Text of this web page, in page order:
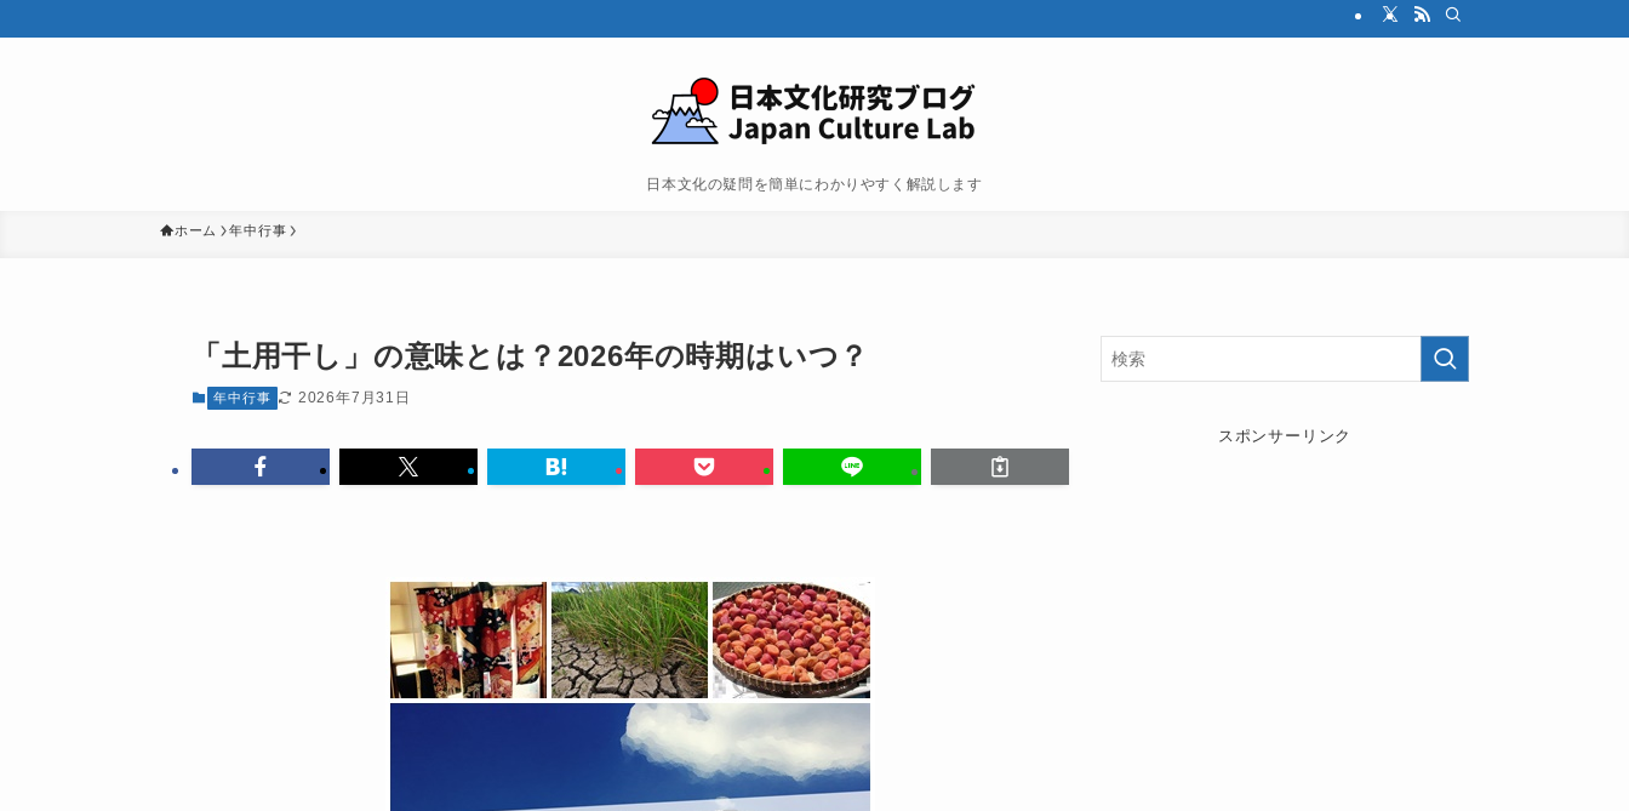
日本文化の疑問を簡単にわかりやすく解説します
ホーム 年中行事
「土用干し」の意味とは？2026年の時期はいつ？
年中行事 2026年7月31日
スポンサーリンク